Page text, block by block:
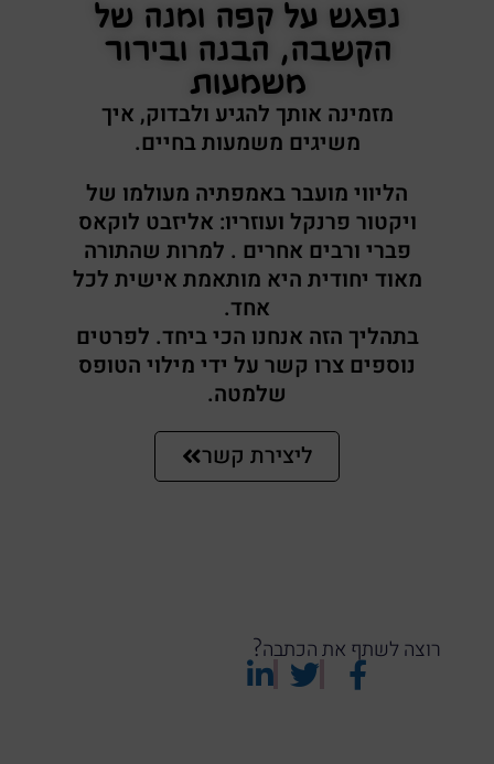
נפגש על קפה ומנה של
הקשבה, הבנה ובירור
משמעות
מזמינה אותך להגיע ולבדוק, איך
משיגים משמעות בחיים.
הליווי מועבר באמפתיה מעולמו של
ויקטור פרנקל ועוזריו: אליזבט לוקאס
פברי ורבים אחרים . למרות שהתורה
מאוד יחודית היא מותאמת אישית לכל
אחד.
בתהליך הזה אנחנו הכי ביחד. לפרטים
נוספים צרו קשר על ידי מילוי הטופס
שלמטה.
ליצירת קשר
רוצה לשתף את הכתבה?